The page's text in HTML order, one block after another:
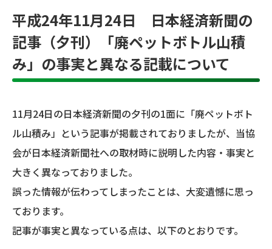
平成24年11月24日 日本経済新聞の
記事（夕刊）「廃ペットボトル山積
み」の事実と異なる記載について
11月24日の日本経済新聞の夕刊の1面に「廃ペットボト
ル山積み」という記事が掲載されておりましたが、当協
会が日本経済新聞社への取材時に説明した内容・事実と
大きく異なっておりました。
誤った情報が伝わってしまったことは、大変遺憾に思っ
ております。
記事が事実と異なっている点は、以下のとおりです。